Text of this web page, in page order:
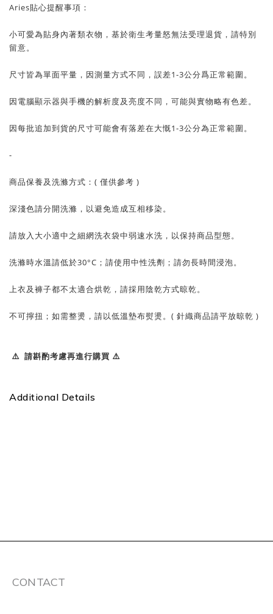
Aries貼心提醒事項：
小可愛為貼身內著類衣物，基於衛生考量怒無法受理退貨，請特別
留意。
尺寸皆為單面平量，因測量方式不同，誤差1-3公分爲正常範圍。
因電腦顯示器與手機的解析度及亮度不同，可能與實物略有色差。
因每批追加到貨的尺寸可能會有落差在大慨1-3公分為正常範圍。
-
商品保養及洗滌方式：( 僅供參考 )
深淺色請分開洗滌，以避免造成互相移染。
請放入大小適中之細網洗衣袋中弱速水洗，以保持商品型態。
洗滌時水溫請低於30°C；請使用中性洗劑；請勿長時間浸泡。
上衣及褲子都不太適合烘乾，請採用陰乾方式晾乾。
不可擰扭；如需整燙，請以低溫墊布熨燙。( 針織商品請平放晾乾 )
⚠️ 請斟酌考慮再進行購買 ⚠️
Additional Details
CONTACT